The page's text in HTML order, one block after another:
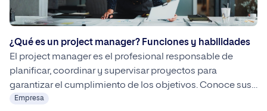
¿Qué es un project manager? Funciones y habilidades
El project manager es el profesional responsable de
planificar, coordinar y supervisar proyectos para
garantizar el cumplimiento de los objetivos. Conoce sus
funciones, competencias, metodologías de trabajo y las
Empresa